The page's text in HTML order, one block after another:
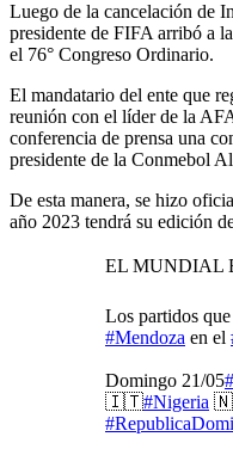
Luego de la cancelación de
presidente de FIFA arribó a
el 76° Congreso Ordinario.
El mandatario del ente que
reunión con el líder de la
conferencia de prensa una
presidente de la Conmebol
De esta manera, se hizo
año 2023 tendrá su edición
EL MUNDIAL
Los partidos
#Mendoza en el
Domingo 21/05
🇮🇹#Nigeria